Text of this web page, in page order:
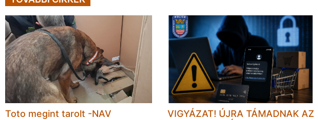
Toto megint tarolt -NAV
VIGYÁZAT! ÚJRA TÁMADNAK AZ